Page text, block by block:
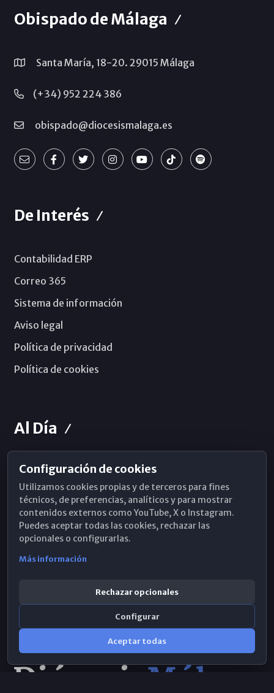
Obispado de Málaga
Santa María, 18-20. 29015 Málaga
(+34) 952 224 386
obispado@diocesismalaga.es
De Interés
Contabilidad ERP
Correo 365
Sistema de información
Aviso legal
Política de privacidad
Política de cookies
Al Día
Horarios de Misa
Hemeroteca
WhatsApp
Configuración de cookies
Utilizamos cookies propias y de terceros para fines
técnicos, de preferencias, analíticos y para mostrar
contenidos externos como YouTube, X o Instagram.
Puedes aceptar todas las cookies, rechazar las
opcionales o configurarlas.
Más información
Rechazar opcionales
Configurar
Aceptar todas